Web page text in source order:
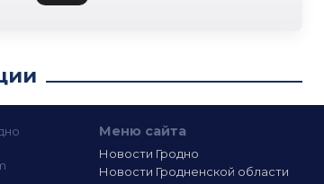
Меню сайта
Новости Гродно
Новости Гродненской области